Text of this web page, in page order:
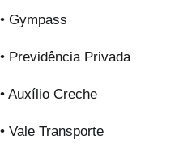
• Gympass
• Previdência Privada
• Auxílio Creche
• Vale Transporte